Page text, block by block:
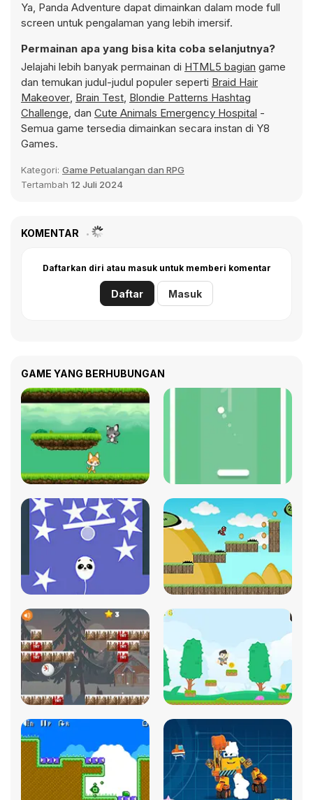
Ya, Panda Adventure dapat dimainkan dalam mode full
screen untuk pengalaman yang lebih imersif.
Permainan apa yang bisa kita coba selanjutnya?
Jelajahi lebih banyak permainan di HTML5 bagian game
dan temukan judul-judul populer seperti Braid Hair
Makeover, Brain Test, Blondie Patterns Hashtag
Challenge, dan Cute Animals Emergency Hospital -
Semua game tersedia dimainkan secara instan di Y8
Games.
Kategori: Game Petualangan dan RPG
Tertambah 12 Juli 2024
KOMENTAR
Daftarkan diri atau masuk untuk memberi komentar
Daftar Masuk
GAME YANG BERHUBUNGAN